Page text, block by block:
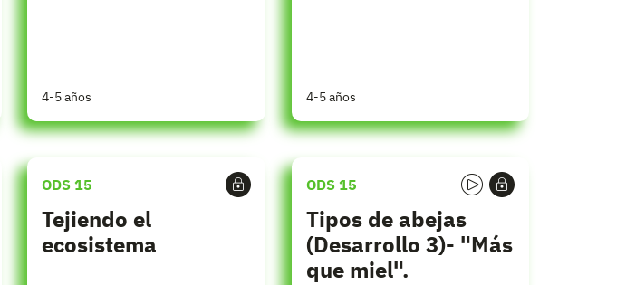
4-5 años 4-5 años
ODS 15
Tejiendo el
ecosistema
ODS 15
Tipos de abejas
(Desarrollo 3)- "Más
que miel".